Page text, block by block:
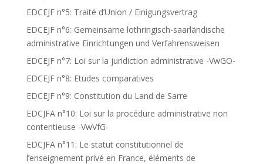
EDCEJF n°5: Traité d’Union / Einigungsvertrag
EDCEJF n°6: Gemeinsame lothringisch-saarländische
administrative Einrichtungen und Verfahrensweisen
EDCEJF n°7: Loi sur la juridiction administrative -VwGO-
EDCEJF n°8: Etudes comparatives
EDCEJF n°9: Constitution du Land de Sarre
EDCJFA n°10: Loi sur la procédure administrative non
contentieuse -VwVfG-
EDCJFA n°11: Le statut constitutionnel de
l’enseignement privé en France, éléments de